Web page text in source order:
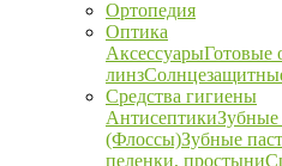
Ортопедия
Оптика
АксессуарыГотовые
линз
Средства гигиены
Антисептики
(Флоссы)Зубные
пеленки, простыни